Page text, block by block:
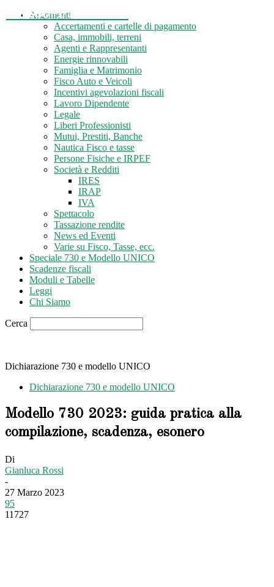
Argomenti
Accertamenti e cartelle di pagamento
Casa, immobili, terreni
Agenti e Rappresentanti
Energie rinnovabili
Famiglia e Matrimonio
Fisco Auto e Veicoli
Incentivi agevolazioni fiscali
Lavoro Dipendente
Legale
Liberi Professionisti
Mutui, Prestiti, Banche
Nautica Fisco e tasse
Persone Fisiche e IRPEF
Società e Redditi
IRES
IRAP
IVA
Spettacolo
Tassazione rendite
News ed Eventi
Varie su Fisco, Tasse, ecc.
Speciale 730 e Modello UNICO
Scadenze fiscali
Moduli e Tabelle
Leggi
Chi Siamo
Cerca
Tasse-Fisco.com
Dichiarazione 730 e modello UNICO
Dichiarazione 730 e modello UNICO
Modello 730 2023: guida pratica alla
compilazione, scadenza, esonero
Di
Gianluca Rossi
-
27 Marzo 2023
95
11727